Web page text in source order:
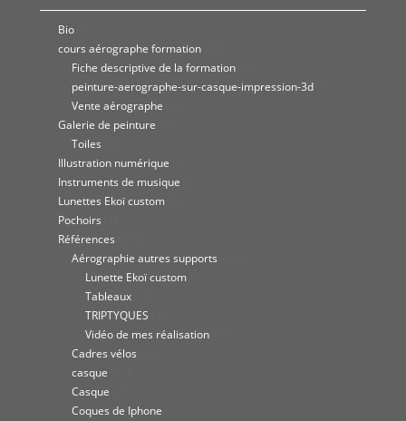
Bio
cours aérographe formation
Fiche descriptive de la formation
peinture-aerographe-sur-casque-impression-3d
Vente aérographe
Galerie de peinture
Toiles
Illustration numérique
Instruments de musique
Lunettes Ekoï custom
Pochoirs
Références
Aérographie autres supports
Lunette Ekoï custom
Tableaux
TRIPTYQUES
Vidéo de mes réalisation
Cadres vélos
casque
Casque
Coques de Iphone